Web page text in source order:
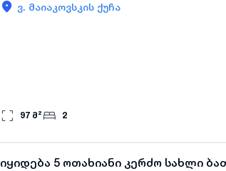
ვ. მაიაკოვსკის ქუჩა
97 მ² 2
იყიდება 5 ოთახიანი კერძო სახლი